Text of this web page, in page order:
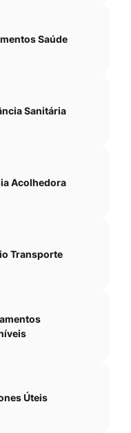
Saúde
Sanitária
Acolhedora
Transporte
Úteis